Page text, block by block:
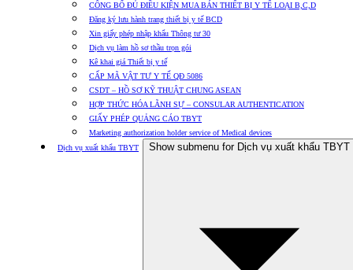
CÔNG BỐ ĐỦ ĐIỀU KIỆN MUA BÁN THIẾT BỊ Y TẾ LOẠI B,C,D
Đăng ký lưu hành trang thiết bị y tế BCD
Xin giấy phép nhập khẩu Thông tư 30
Dịch vụ làm hồ sơ thầu trọn gói
Kê khai giá Thiết bị y tế
CẤP MÃ VẬT TƯ Y TẾ QĐ 5086
CSDT – HỒ SƠ KỸ THUẬT CHUNG ASEAN
HỢP THỨC HÓA LÃNH SỰ – CONSULAR AUTHENTICATION
GIẤY PHÉP QUẢNG CÁO TBYT
Marketing authorization holder service of Medical devices
Dịch vụ xuất khẩu TBYT
Show submenu for Dịch vụ xuất khẩu TBYT